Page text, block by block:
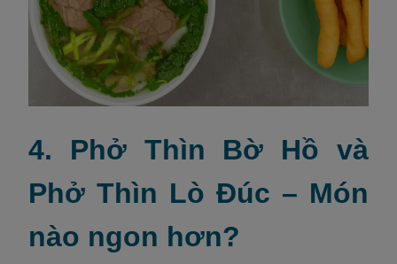
4. Phở Thìn Bờ Hồ và
Phở Thìn Lò Đúc – Món
nào ngon hơn?